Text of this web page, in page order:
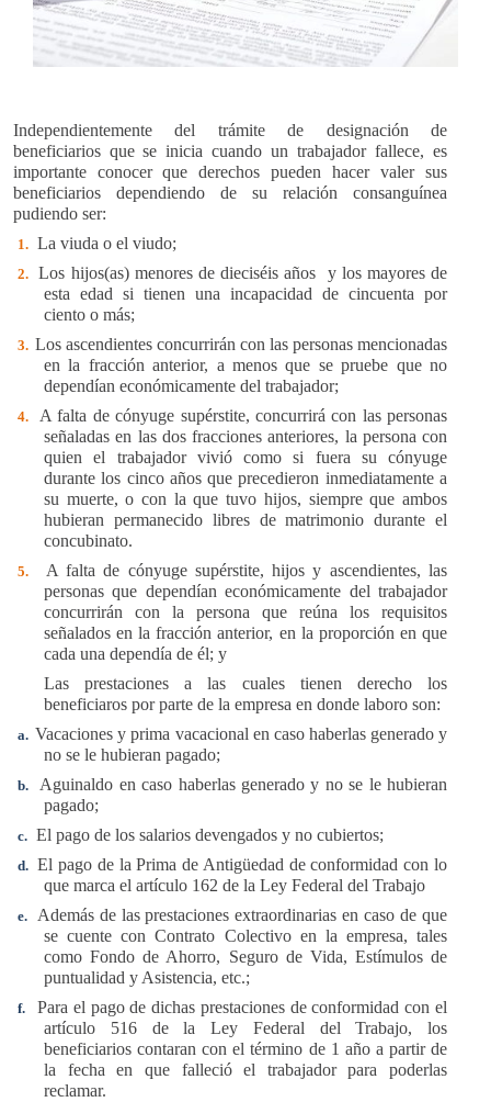
Independientemente del trámite de designación de
beneficiarios que se inicia cuando un trabajador fallece, es
importante conocer que derechos pueden hacer valer sus
beneficiarios dependiendo de su relación consanguínea
pudiendo ser:
1. La viuda o el viudo;
2. Los hijos(as) menores de dieciséis años
y los mayores de
esta edad si tienen una incapacidad de cincuenta por
ciento o más;
3. Los ascendientes concurrirán con las personas mencionadas
en la fracción anterior, a menos que se pruebe que no
dependían económicamente del trabajador;
4.
A falta de cónyuge supérstite, concurrirá con las personas
señaladas en las dos fracciones anteriores, la persona con
quien el trabajador vivió como si fuera su cónyuge
durante los cinco años que precedieron inmediatamente a
su muerte, o con la que tuvo hijos, siempre que ambos
hubieran permanecido libres de matrimonio durante el
concubinato.
5.
A falta de cónyuge supérstite, hijos y ascendientes, las
personas que dependían económicamente del trabajador
concurrirán con la persona que reúna los requisitos
señalados en la fracción anterior, en la proporción en que
cada una dependía de él; y
Las prestaciones a las cuales tienen derecho los
beneficiaros por parte de la empresa en donde laboro son:
a. Vacaciones y prima vacacional en caso haberlas generado y
no se le hubieran pagado;
b.
Aguinaldo en caso haberlas generado y no se le hubieran
pagado;
c. El pago de los salarios devengados y no cubiertos;
d. El pago de la Prima de Antigüedad de conformidad con lo
que marca el artículo 162 de la Ley Federal del Trabajo
e. Además de las prestaciones extraordinarias en caso de que
se cuente con Contrato Colectivo en la empresa, tales
como Fondo de Ahorro, Seguro de Vida, Estímulos de
puntualidad y Asistencia, etc.;
f.
Para el pago de dichas prestaciones de conformidad con el
artículo 516 de la Ley Federal del Trabajo, los
beneficiarios contaran con el término de 1 año a partir de
la fecha en que fallecióel trabajador para poderlas
reclamar.